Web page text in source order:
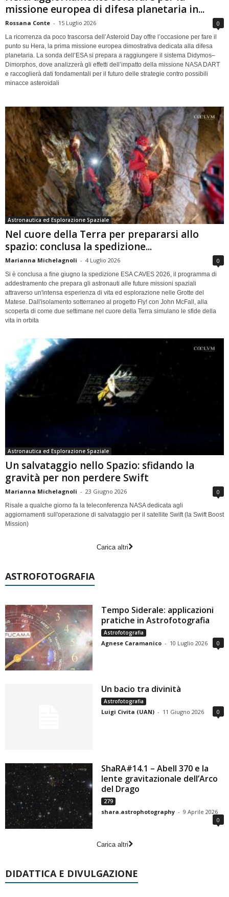
missione europea di difesa planetaria in...
Rossana Conte - 15 Luglio 2026 0
La ricorrenza da poco trascorsa dell’Asteroid Day offre l’occasione per fare il
punto su Hera, la prima missione europea dimostrativa dedicata alla difesa
planetaria. La sonda dell’ESA si prepara a raggiungere il sistema Didymos–
Dimorphos, dove analizzerà gli effetti dell’impatto della missione NASA DART
e raccoglierà dati fondamentali per il futuro delle strategie contro possibili
minacce asteroidali
Astronautica ed Esplorazione Spaziale
Nel cuore della Terra per prepararsi allo
spazio: conclusa la spedizione...
Marianna Michelagnoli - 4 Luglio 2026 0
Si è conclusa a fine giugno la spedizione ESA CAVES 2026, il programma di
addestramento che prepara gli astronauti alle future missioni spaziali
attraverso un'intensa esperienza di vita ed esplorazione nelle Grotte del
Matese. Dall'isolamento sotterraneo al progetto Fly! con John McFall, alla
scoperta di come due settimane nel cuore della Terra simulano le sfide della
vita in orbita
Astronautica ed Esplorazione Spaziale
Un salvataggio nello Spazio: sfidando la
gravità per non perdere Swift
Marianna Michelagnoli - 23 Giugno 2026 0
Risale a qualche giorno fa la teleconferenza NASA dedicata agli
aggiornamenti sull'operazione di salvataggio per il satellite Swift (la Swift Boost
Mission)
Carica altri
ASTROFOTOGRAFIA
Tempo Siderale: applicazioni
pratiche in Astrofotografia
Astrofotografia
Agnese Caramanico - 10 Luglio 2026 0
Un bacio tra divinità
Astrofotografia
Luigi Civita (UAN) - 11 Giugno 2026 0
ShaRA#14.1 – Abell 370 e la
lente gravitazionale dell’Arco
del Drago
279
shara.astrophotography - 9 Aprile 2026
0
Carica altri
DIDATTICA E DIVULGAZIONE